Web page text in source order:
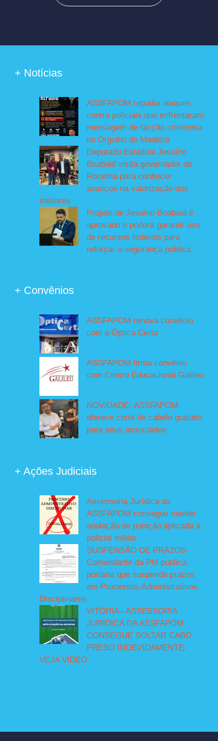
+ Notícias
ASSFAPOM repudia ataques
contra policiais que enfrentaram
mensagem de facção criminosa
no Orgulho do Madeira
Deputado Estadual Jesuíno
Boabaid visita governador de
Roraima para conhecer
avanços na valorização dos
militares
Projeto de Jesuíno Boabaid é
aprovado e poderá garantir uso
de recursos federais para
reforçar a segurança pública
+ Convênios
ASSFAPOM renova convênio
com a Óptica Certa
ASSFAPOM firma convênio
com Centro Educacional Galileu
NOVIDADE- ASSFAPOM
oferece corte de cabelo gratuito
para seus associados
+ Ações Judiciais
Assessoria Jurídica da
ASSFAPOM consegue manter
anulação de punição aplicada a
policial militar
SUSPENSÃO DE PRAZOS-
Comandante da PM publica
portaria que suspende prazos
em Processos Administrativos
Disciplinares
VITÓRIA– ASSESSORIA
JURÍDICA DA ASSFAPOM
CONSEGUE SOLTAR CABO
PRESO INDEVIDAMENTE-
VEJA VÍDEO